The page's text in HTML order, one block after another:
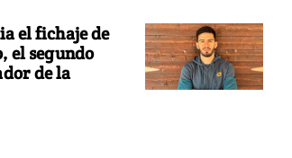
el fichaje de
el segundo
de la